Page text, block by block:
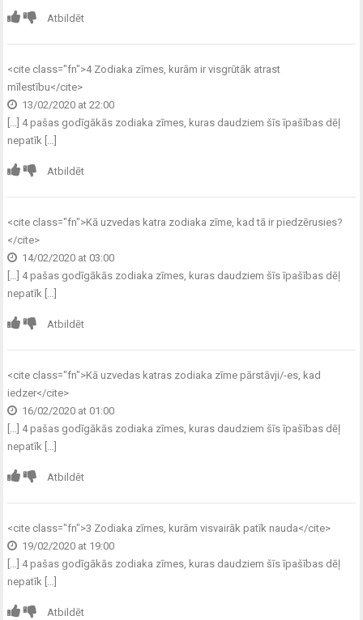
Atbildēt
<cite class="fn">4 Zodiaka zīmes, kurām ir visgrūtāk atrast
mīlestību</cite>
13/02/2020 at 22:00
[…] 4 pašas godīgākās zodiaka zīmes, kuras daudziem šīs īpašības dēļ
nepatīk […]
Atbildēt
<cite class="fn">Kā uzvedas katra zodiaka zīme, kad tā ir piedzērusies?
</cite>
14/02/2020 at 03:00
[…] 4 pašas godīgākās zodiaka zīmes, kuras daudziem šīs īpašības dēļ
nepatīk […]
Atbildēt
<cite class="fn">Kā uzvedas katras zodiaka zīme pārstāvji/-es, kad
iedzer</cite>
16/02/2020 at 01:00
[…] 4 pašas godīgākās zodiaka zīmes, kuras daudziem šīs īpašības dēļ
nepatīk […]
Atbildēt
<cite class="fn">3 Zodiaka zīmes, kurām visvairāk patīk nauda</cite>
19/02/2020 at 19:00
[…] 4 pašas godīgākās zodiaka zīmes, kuras daudziem šīs īpašības dēļ
nepatīk […]
Atbildēt